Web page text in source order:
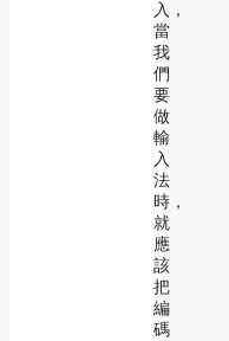
入，
當
我
們
要
做
輸
入
法
時，
就
應
該
把
編
碼